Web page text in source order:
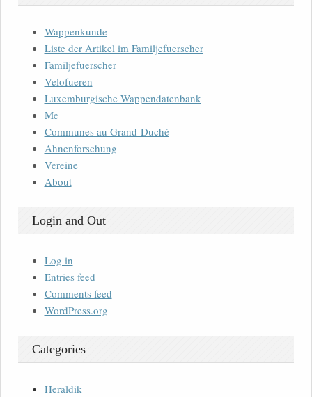
Wappenkunde
Liste der Artikel im Familjefuerscher
Familjefuerscher
Velofueren
Luxemburgische Wappendatenbank
Me
Communes au Grand-Duché
Ahnenforschung
Vereine
About
Login and Out
Log in
Entries feed
Comments feed
WordPress.org
Categories
Heraldik